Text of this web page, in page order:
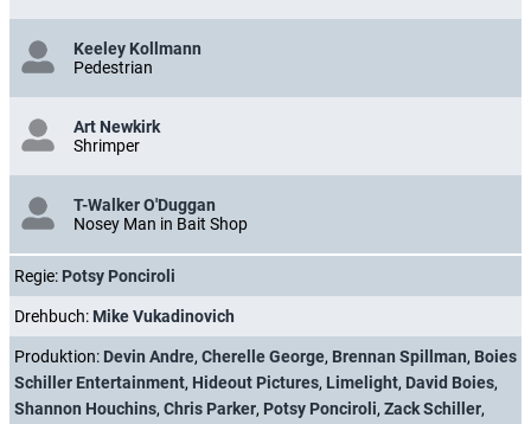
Keeley Kollmann
Pedestrian
Art Newkirk
Shrimper
T-Walker O'Duggan
Nosey Man in Bait Shop
Regie: Potsy Ponciroli
Drehbuch: Mike Vukadinovich
Produktion: Devin Andre, Cherelle George, Brennan Spillman, Boies
Schiller Entertainment, Hideout Pictures, Limelight, David Boies,
Shannon Houchins, Chris Parker, Potsy Ponciroli, Zack Schiller,